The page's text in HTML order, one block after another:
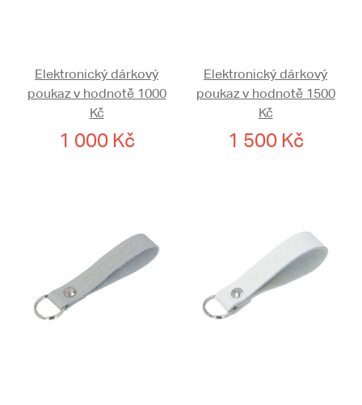
Elektronický dárkový
poukaz v hodnotě 1000
Kč
1 000 Kč
Elektronický dárkový
poukaz v hodnotě 1500
Kč
1 500 Kč